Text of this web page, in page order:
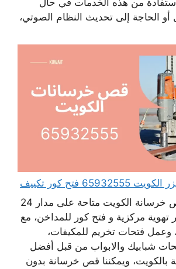
من هذه الخدمات في حال
الحاجة إلى تحديث النظام الصوتي،
فتح كور تكييف
خدمات شركة قص خرسانة الكويت متاحة على مدار 24
مركزية و فتح كور للمداخن، مع
وعمل فتحات تخريم للمكيفات،
شبابيك والابواب من قبل أفضل
ويمكننا قص خرسانة بدون